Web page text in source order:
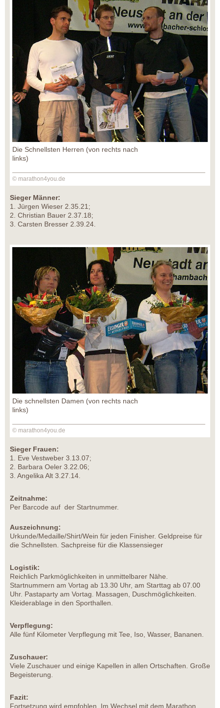
Die Schnellsten Herren (von rechts nach
links)
© marathon4you.de
Sieger Männer:
1. Jürgen Wieser 2.35.21;
2. Christian Bauer 2.37.18;
3. Carsten Bresser 2.39.24.
Die schnellsten Damen (von rechts nach
links)
© marathon4you.de
Sieger Frauen:
1. Eve Vestweber 3.13.07;
2. Barbara Oeler 3.22.06;
3. Angelika Alt 3.27.14.
Zeitnahme:
Per Barcode auf der Startnummer.
Auszeichnung:
Urkunde/Medaille/Shirt/Wein für jeden Finisher. Geldpreise für
die Schnellsten. Sachpreise für die Klassensieger
Logistik:
Reichlich Parkmöglichkeiten in unmittelbarer Nähe.
Startnummern am Vortag ab 13.30 Uhr, am Starttag ab 07.00
Uhr. Pastaparty am Vortag. Massagen, Duschmöglichkeiten.
Kleiderablage in den Sporthallen.
Verpflegung:
Alle fünf Kilometer Verpflegung mit Tee, Iso, Wasser, Bananen.
Zuschauer:
Viele Zuschauer und einige Kapellen in allen Ortschaften. Große
Begeisterung.
Fazit:
Fortsetzung wird empfohlen. Im Wechsel mit dem Marathon